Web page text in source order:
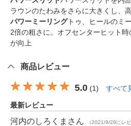
ラウンのたわみをさらに大きくし、
パワーミーリングトゥ、ヒールのミ
2倍の粗さに。オフセンターヒット
が向上
商品レビュー
5.0 (1) すべて
最新レビュー
河内のしろくま さん （2021/9/29にレビ